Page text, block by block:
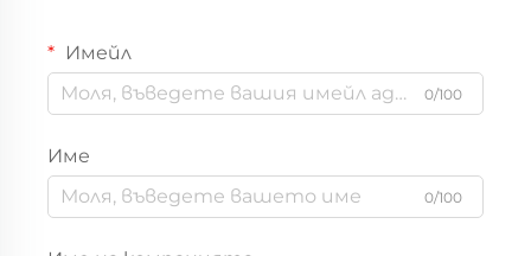
Имейл
0/100
Име
0/100